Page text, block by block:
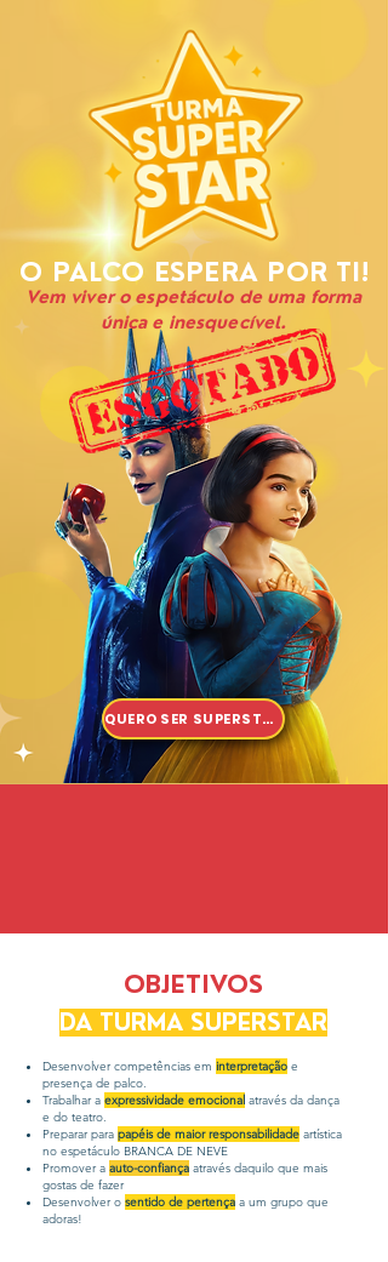
O PALCO ESPERA POR TI!
Vem viver o espetáculo de uma forma
única e inesquecível.
QUERO SER SUPERSTAR
OBJETIVOS
DA TURMA SUPERSTAR
Desenvolver competências em interpretação e
presença de palco.
Trabalhar a expressividade emocional através da dança
e do teatro.
Preparar para papéis de maior responsabilidade artística
no espetáculo BRANCA DE NEVE
Promover a auto-confiança através daquilo que mais
gostas de fazer
Desenvolver o sentido de pertença a um grupo que
adoras!